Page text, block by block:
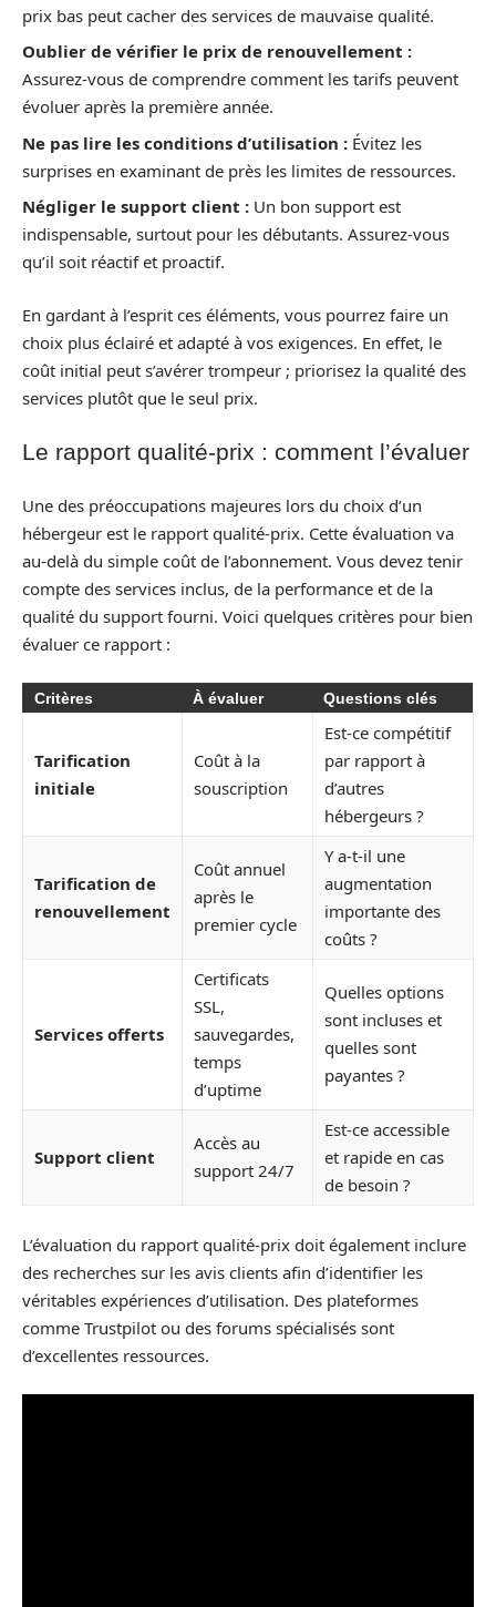
prix bas peut cacher des services de mauvaise qualité.
Oublier de vérifier le prix de renouvellement :
Assurez-vous de comprendre comment les tarifs peuvent
évoluer après la première année.
Ne pas lire les conditions d’utilisation : Évitez les
surprises en examinant de près les limites de ressources.
Négliger le support client : Un bon support est
indispensable, surtout pour les débutants. Assurez-vous
qu’il soit réactif et proactif.
En gardant à l’esprit ces éléments, vous pourrez faire un
choix plus éclairé et adapté à vos exigences. En effet, le
coût initial peut s’avérer trompeur ; priorisez la qualité des
services plutôt que le seul prix.
Le rapport qualité-prix : comment l’évaluer
Une des préoccupations majeures lors du choix d’un
hébergeur est le rapport qualité-prix. Cette évaluation va
au-delà du simple coût de l’abonnement. Vous devez tenir
compte des services inclus, de la performance et de la
qualité du support fourni. Voici quelques critères pour bien
évaluer ce rapport :
Critères À évaluer Questions clés
Tarification
initiale
Coût à la
souscription
Est-ce compétitif
par rapport à
d’autres
hébergeurs ?
Tarification de
renouvellement
Coût annuel
après le
premier cycle
Y a-t-il une
augmentation
importante des
coûts ?
Services offerts
Certificats
SSL,
sauvegardes,
temps
d’uptime
Quelles options
sont incluses et
quelles sont
payantes ?
Support client
Accès au
support 24/7
Est-ce accessible
et rapide en cas
de besoin ?
L’évaluation du rapport qualité-prix doit également inclure
des recherches sur les avis clients afin d’identifier les
véritables expériences d’utilisation. Des plateformes
comme Trustpilot ou des forums spécialisés sont
d’excellentes ressources.